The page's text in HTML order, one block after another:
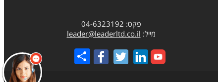
פקס: 04-6323192
מייל: leader@leaderltd.co.il
Share